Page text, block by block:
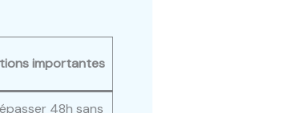
importantes
48h sans